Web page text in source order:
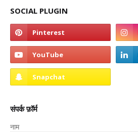
SOCIAL PLUGIN
संपर्क फ़ॉर्म
नाम